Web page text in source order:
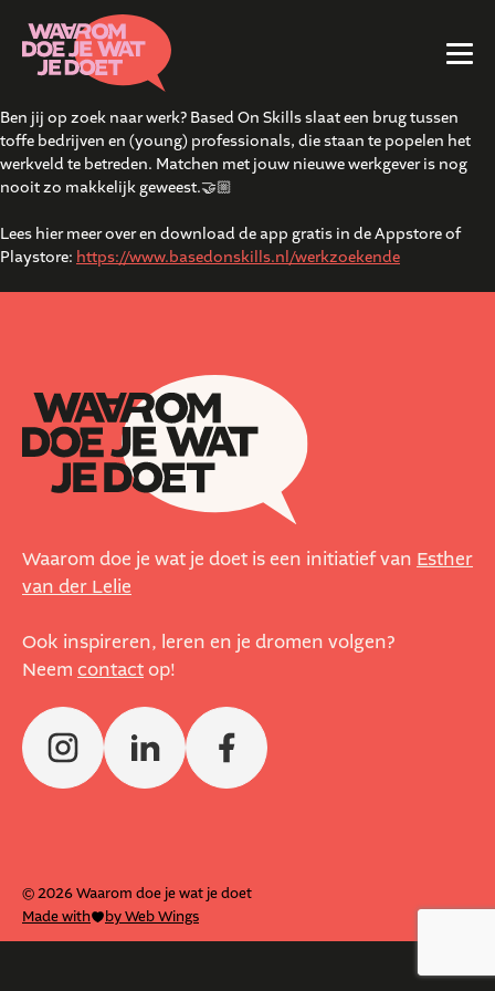
Ben jij op zoek naar werk? Based On Skills slaat een brug tussen
toffe bedrijven en (young) professionals, die staan te popelen het
werkveld te betreden. Matchen met jouw nieuwe werkgever is nog
nooit zo makkelijk geweest.🤝🏼
Lees hier meer over en download de app gratis in de Appstore of
Playstore: https://www.basedonskills.nl/werkzoekende
Waarom doe je wat je doet is een initiatief van Esther
van der Lelie
Ook inspireren, leren en je dromen volgen?
Neem contactop!
© 2026 Waarom doe je wat je doet
Made with
by Web Wings